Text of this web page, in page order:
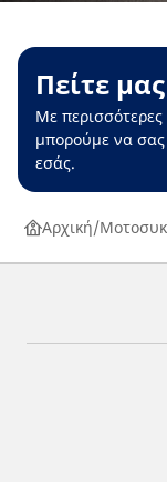
Πείτε
Με
μπορούμε να σας
εσάς.
Αρχική